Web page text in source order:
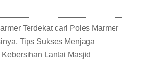
Terdekat dari Poles Marmer
Tips Sukses Menjaga
Kebersihan Lantai Masjid